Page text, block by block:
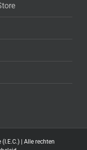
| Alle rechten